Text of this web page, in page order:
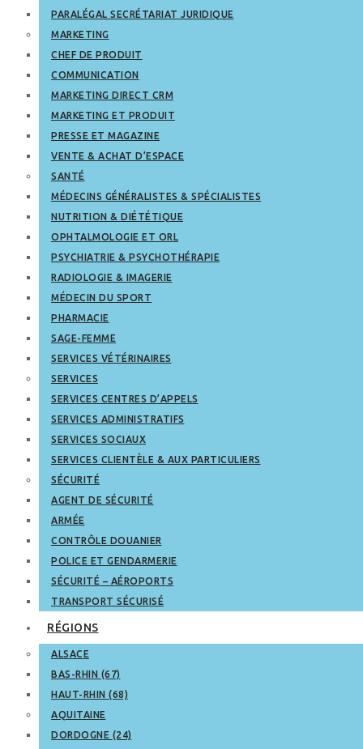
PARALÉGAL SECRÉTARIAT JURIDIQUE
MARKETING
CHEF DE PRODUIT
COMMUNICATION
MARKETING DIRECT CRM
MARKETING ET PRODUIT
PRESSE ET MAGAZINE
VENTE & ACHAT D’ESPACE
SANTÉ
MÉDECINS GÉNÉRALISTES & SPÉCIALISTES
NUTRITION & DIÉTÉTIQUE
OPHTALMOLOGIE ET ORL
PSYCHIATRIE & PSYCHOTHÉRAPIE
RADIOLOGIE & IMAGERIE
MÉDECIN DU SPORT
PHARMACIE
SAGE-FEMME
SERVICES VÉTÉRINAIRES
SERVICES
SERVICES CENTRES D’APPELS
SERVICES ADMINISTRATIFS
SERVICES SOCIAUX
SERVICES CLIENTÈLE & AUX PARTICULIERS
SÉCURITÉ
AGENT DE SÉCURITÉ
ARMÉE
CONTRÔLE DOUANIER
POLICE ET GENDARMERIE
SÉCURITÉ – AÉROPORTS
TRANSPORT SÉCURISÉ
RÉGIONS
ALSACE
BAS-RHIN (67)
HAUT-RHIN (68)
AQUITAINE
DORDOGNE (24)